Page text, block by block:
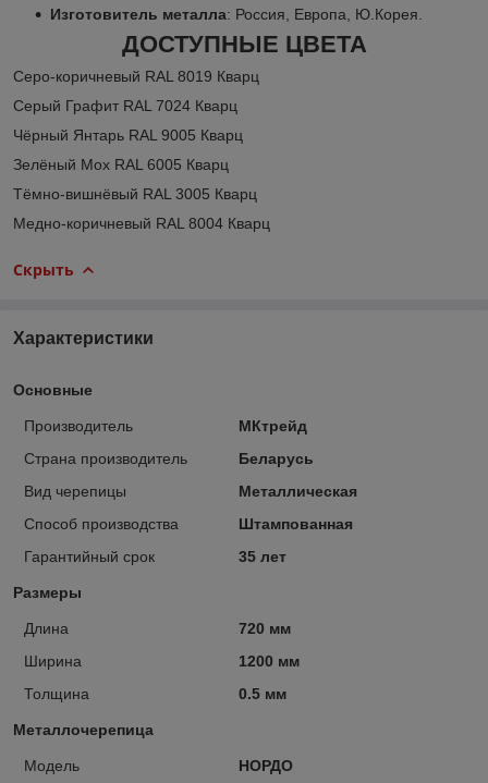
Изготовитель металла: Россия, Европа, Ю.Корея.
ДОСТУПНЫЕ ЦВЕТА
Серо-коричневый RAL 8019 Кварц
Серый Графит RAL 7024 Кварц
Чёрный Янтарь RAL 9005 Кварц
Зелёный Мох RAL 6005 Кварц
Тёмно-вишнёвый RAL 3005 Кварц
Медно-коричневый RAL 8004 Кварц
Скрыть
Характеристики
Основные
Производитель
МКтрейд
Страна производитель
Беларусь
Вид черепицы
Металлическая
Способ производства
Штампованная
Гарантийный срок
35 лет
Размеры
Длина
720 мм
Ширина
1200 мм
Толщина
0.5 мм
Металлочерепица
Модель НОРДО